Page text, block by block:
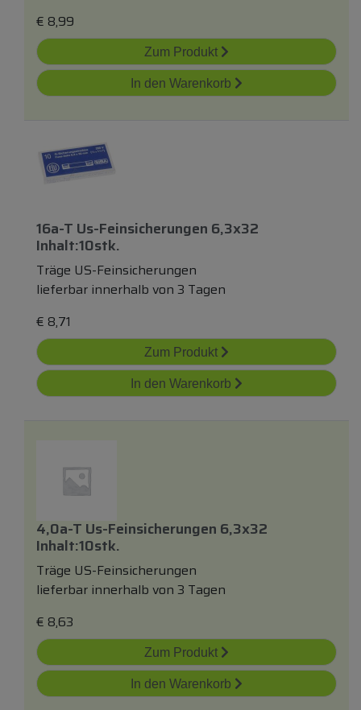
€ 8,99
Zum Produkt
In den Warenkorb
16a-T Us-Feinsicherungen 6,3x32
Inhalt:10stk.
Träge US-Feinsicherungen
lieferbar innerhalb von 3 Tagen
€ 8,71
Zum Produkt
In den Warenkorb
4,0a-T Us-Feinsicherungen 6,3x32
Inhalt:10stk.
Träge US-Feinsicherungen
lieferbar innerhalb von 3 Tagen
€ 8,63
Zum Produkt
In den Warenkorb